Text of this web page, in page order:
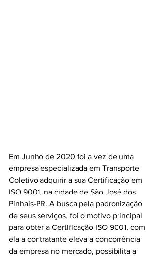
Em Junho de 2020 foi a vez de uma
empresa especializada em Transporte
Coletivo adquirir a sua Certificação em
ISO 9001, na cidade de São José dos
Pinhais-PR. A busca pela padronização
de seus serviços, foi o motivo principal
para obter a Certificação ISO 9001, com
ela a contratante eleva a concorrência
da empresa no mercado, possibilita a